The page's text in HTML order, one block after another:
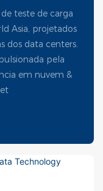
teste de carga
Asia, projetados
dos data centers.
pela
em nuvem &